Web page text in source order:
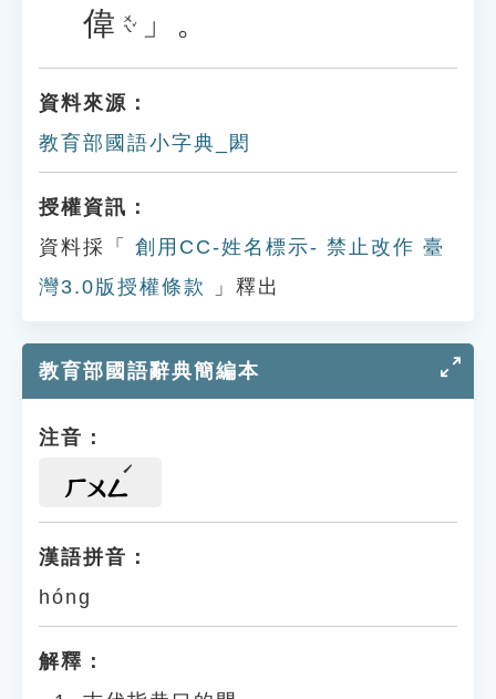
偉 ㄨㄟˇ 」。
資料來源：
教育部國語小字典_閎
授權資訊：
資料採「
創用CC-姓名標示- 禁止改作 臺
灣3.0版授權條款
」釋出
教育部國語辭典簡編本
注音：
ㄏㄨㄥ
漢語拼音：
hóng
解釋：